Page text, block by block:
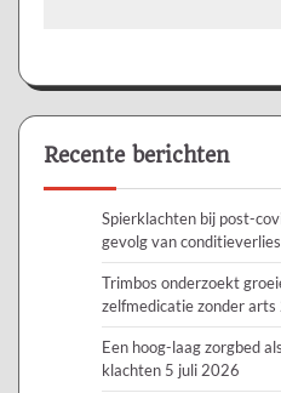
Recente berichten
Spierklachten bij post-
gevolg van conditieverlies
Trimbos onderzoekt
zelfmedicatie zonder arts
Een hoog-laag zorgbed
klachten 5 juli 2026